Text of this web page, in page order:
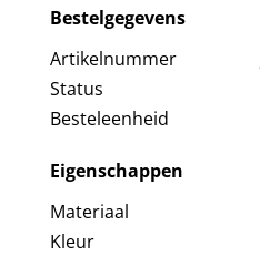
Bestelgegevens
Artikelnummer
Status
Besteleenheid
Eigenschappen
Materiaal
Kleur